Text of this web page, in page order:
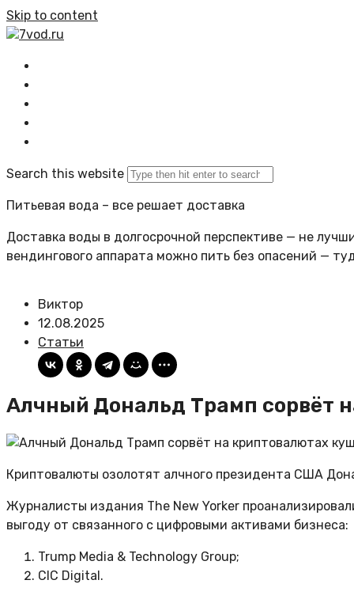
Skip to content
7vod.ru
Search this website
Питьевая вода – все решает доставка
Доставка воды в долгосрочной перспективе — не
вендингового аппарата можно пить без опасений —
Виктор
12.08.2025
Статьи
Алчный Дональд Трамп сорвёт
Криптовалюты озолотят алчного президента США
Журналисты издания The New Yorker
выгоду от связанного с цифровыми активами бизнеса:
Trump Media & Technology Group;
CIC Digital.